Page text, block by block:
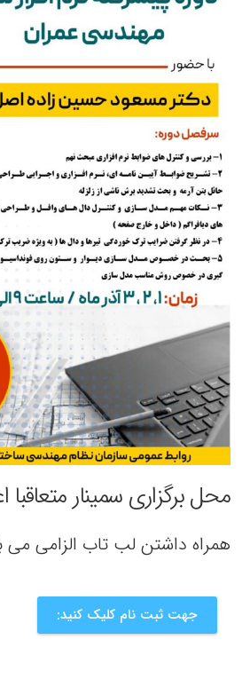
محل برگزاری سمینار
همراه داشتن لب تاب الزامی می
جهت ثبت نام کلیک کنید: